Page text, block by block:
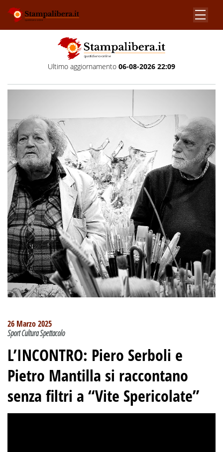
Ultimo aggiornamento 06-08-2026 22:09
26 Marzo 2025
Sport Cultura Spettacolo
L’INCONTRO: Piero Serboli e
Pietro Mantilla si raccontano
senza filtri a “Vite Spericolate”